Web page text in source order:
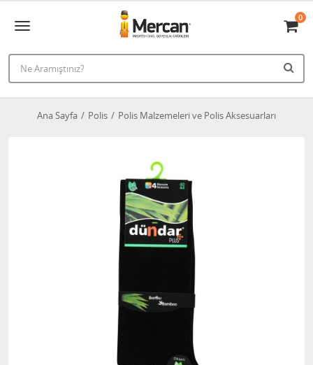
0
Ana Sayfa Polis Polis Malzemeleri ve Polis Aksesuarları